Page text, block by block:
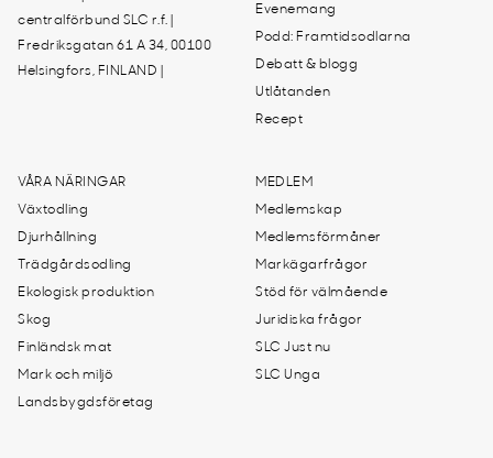
centralförbund SLC r.f. |
Fredriksgatan 61 A 34, 00100
Helsingfors, FINLAND |
Evenemang
Podd: Framtidsodlarna
Debatt & blogg
Utlåtanden
Recept
VÅRA NÄRINGAR
Växtodling
Djurhållning
Trädgårdsodling
Ekologisk produktion
Skog
Finländsk mat
Mark och miljö
Landsbygdsföretag
MEDLEM
Medlemskap
Medlemsförmåner
Markägarfrågor
Stöd för välmående
Juridiska frågor
SLC Just nu
SLC Unga